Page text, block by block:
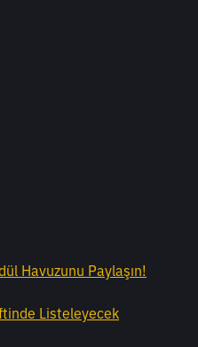
Havuzunu Paylaşın!
Listeleyecek